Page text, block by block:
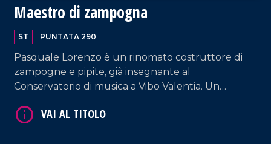
Maestro di zampogna
ST PUNTATA 290
Pasquale Lorenzo è un rinomato costruttore di
zampogne e pipite, già insegnante al
Conservatorio di musica a Vibo Valentia. Un
Crudo, un anziano zampognaro di Rombiolo, che
VAI AL TITOLO